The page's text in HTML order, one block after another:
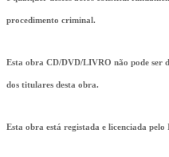
procedimento criminal.
Esta obra CD/DVD/LIVRO não pode ser
dos titulares desta obra.
Esta obra está registada e licenciada pelo